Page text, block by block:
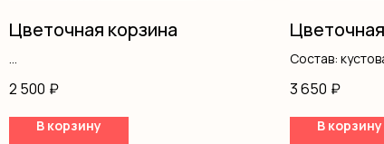
Цветочная корзина
Эустома
Гипсофила
Диантус
2 500 ₽
В корзину
Состав:
оазис, коробка
3 650 ₽
В корзину